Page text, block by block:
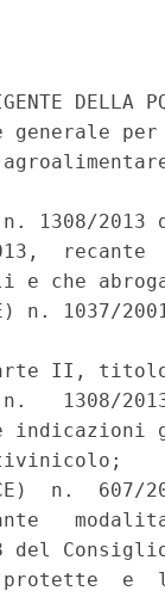
DELLA
generale
1308/2013
recante
che
n. 1037/
II,
1308/
indicazioni
n.  607/
del
e